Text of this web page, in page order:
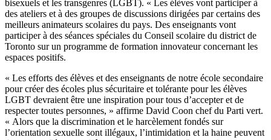
bisexuels et les transgenres (LGBT). « Les élèves vont participer à
des ateliers et à des groupes de discussions dirigées par certains des
meilleurs animateurs scolaires du pays. Des enseignants vont
participer à des séances spéciales du Conseil scolaire du district de
Toronto sur un programme de formation innovateur concernant les
espaces positifs.
« Les efforts des élèves et des enseignants de notre école secondaire
pour créer des écoles plus sécuritaire et tolérante pour les élèves
LGBT devraient être une inspiration pour tous d’accepter et de
respecter toutes personnes, » affirme David Coon chef du Parti vert.
« Alors que la discrimination et le harcèlement fondés sur
l’orientation sexuelle sont illégaux, l’intimidation et la haine peuvent